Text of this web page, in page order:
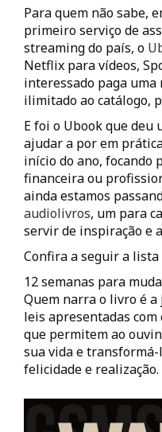
Para quem não sabe,
primeiro serviço de
streaming do país, o
Netflix para vídeos,
interessado paga uma
ilimitado ao catálogo,
E foi o Ubook que deu
ajudar a por em
início do ano, focando
financeira ou
ainda estamos
audiolivros, um para
servir de inspiração e
Confira a seguir a
12 semanas para
Quem narra o livro é
leis apresentadas
que permitem ao
sua vida e
felicidade e realização.